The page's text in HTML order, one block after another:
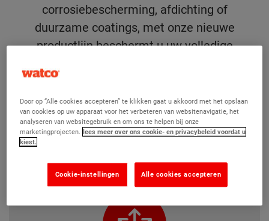
corrosiebescherming, afdichting of
duurzame coatings, met onze nieuwe
productlijn beschermt u uw volledige
Ontworpen voor bescherming en
duurzaamheid
Door op “Alle cookies accepteren” te klikken gaat u akkoord met het opslaan
van cookies op uw apparaat voor het verbeteren van websitenavigatie, het
analyseren van websitegebruik en om ons te helpen bij onze
marketingprojecten. lees meer over ons cookie- en privacybeleid voordat u
kiest.
Alle cookies accepteren
Cookie-instellingen